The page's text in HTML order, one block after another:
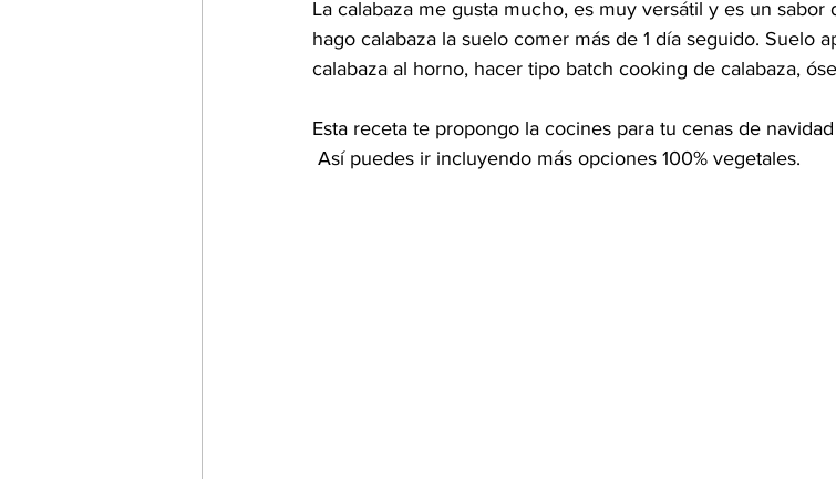
La calabaza me gusta mucho, es muy versátil y es un
hago calabaza la suelo comer más de 1 día seguido. Suelo
calabaza al horno, hacer tipo batch cooking de calabaza,
Esta receta te propongo la cocines para tu cenas de
Así puedes ir incluyendo más opciones 100% vegetales.